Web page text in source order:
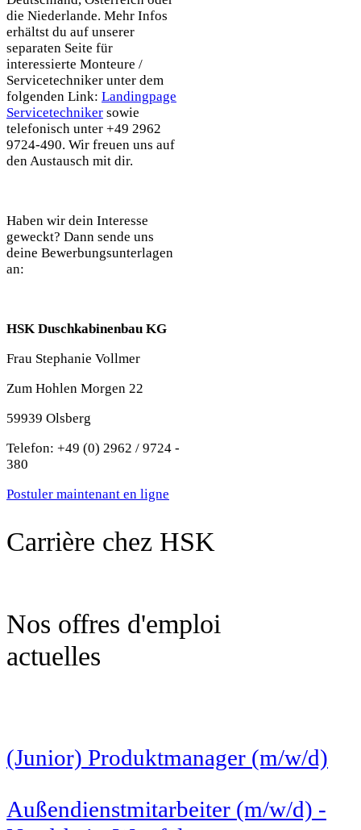
die Niederlande. Mehr Infos
erhältst du auf unserer
separaten Seite für
interessierte Monteure /
Servicetechniker unter dem
folgenden Link: Landingpage
Servicetechniker sowie
telefonisch unter +49 2962
9724-490. Wir freuen uns auf
den Austausch mit dir.
Haben wir dein Interesse
geweckt? Dann sende uns
deine Bewerbungsunterlagen
an:
HSK Duschkabinenbau KG
Frau Stephanie Vollmer
Zum Hohlen Morgen 22
59939 Olsberg
Telefon: +49 (0) 2962 / 9724 -
380
Postuler maintenant en ligne
Carrière chez HSK
Nos offres d'emploi
actuelles
(Junior) Produktmanager (m/w/d)
Außendienstmitarbeiter (m/w/d) -